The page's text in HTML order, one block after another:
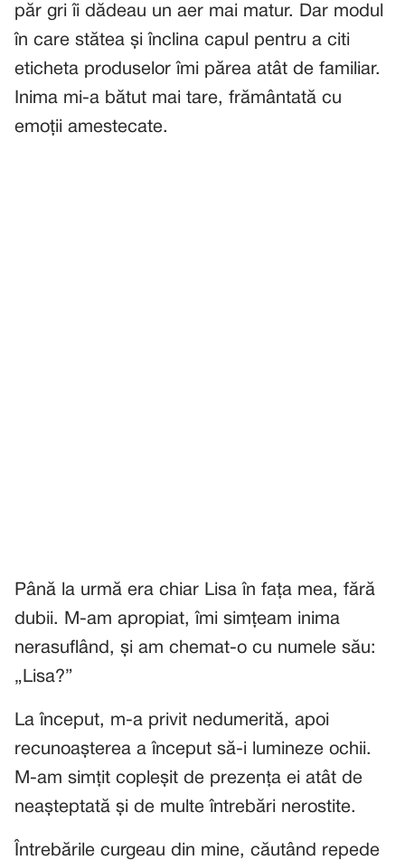
păr gri îi dădeau un aer mai matur. Dar modul
în care stătea și înclina capul pentru a citi
eticheta produselor îmi părea atât de familiar.
Inima mi-a bătut mai tare, frământată cu
emoții amestecate.
Până la urmă era chiar Lisa în fața mea, fără
dubii. M-am apropiat, îmi simțeam inima
nerasuflând, și am chemat-o cu numele său:
„Lisa?”
La început, m-a privit nedumerită, apoi
recunoașterea a început să-i lumineze ochii.
M-am simțit copleșit de prezența ei atât de
neașteptată și de multe întrebări nerostite.
Întrebările curgeau din mine, căutând repede